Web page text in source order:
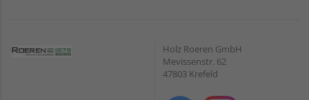
Holz Roeren GmbH
Mevissenstr. 62
47803 Krefeld